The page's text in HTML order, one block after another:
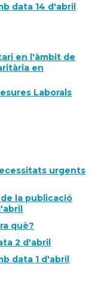
data 14 d'abril
en l'àmbit de
en
Laborals
urgents
la publicació
què?
2 d'abril
data 1 d'abril